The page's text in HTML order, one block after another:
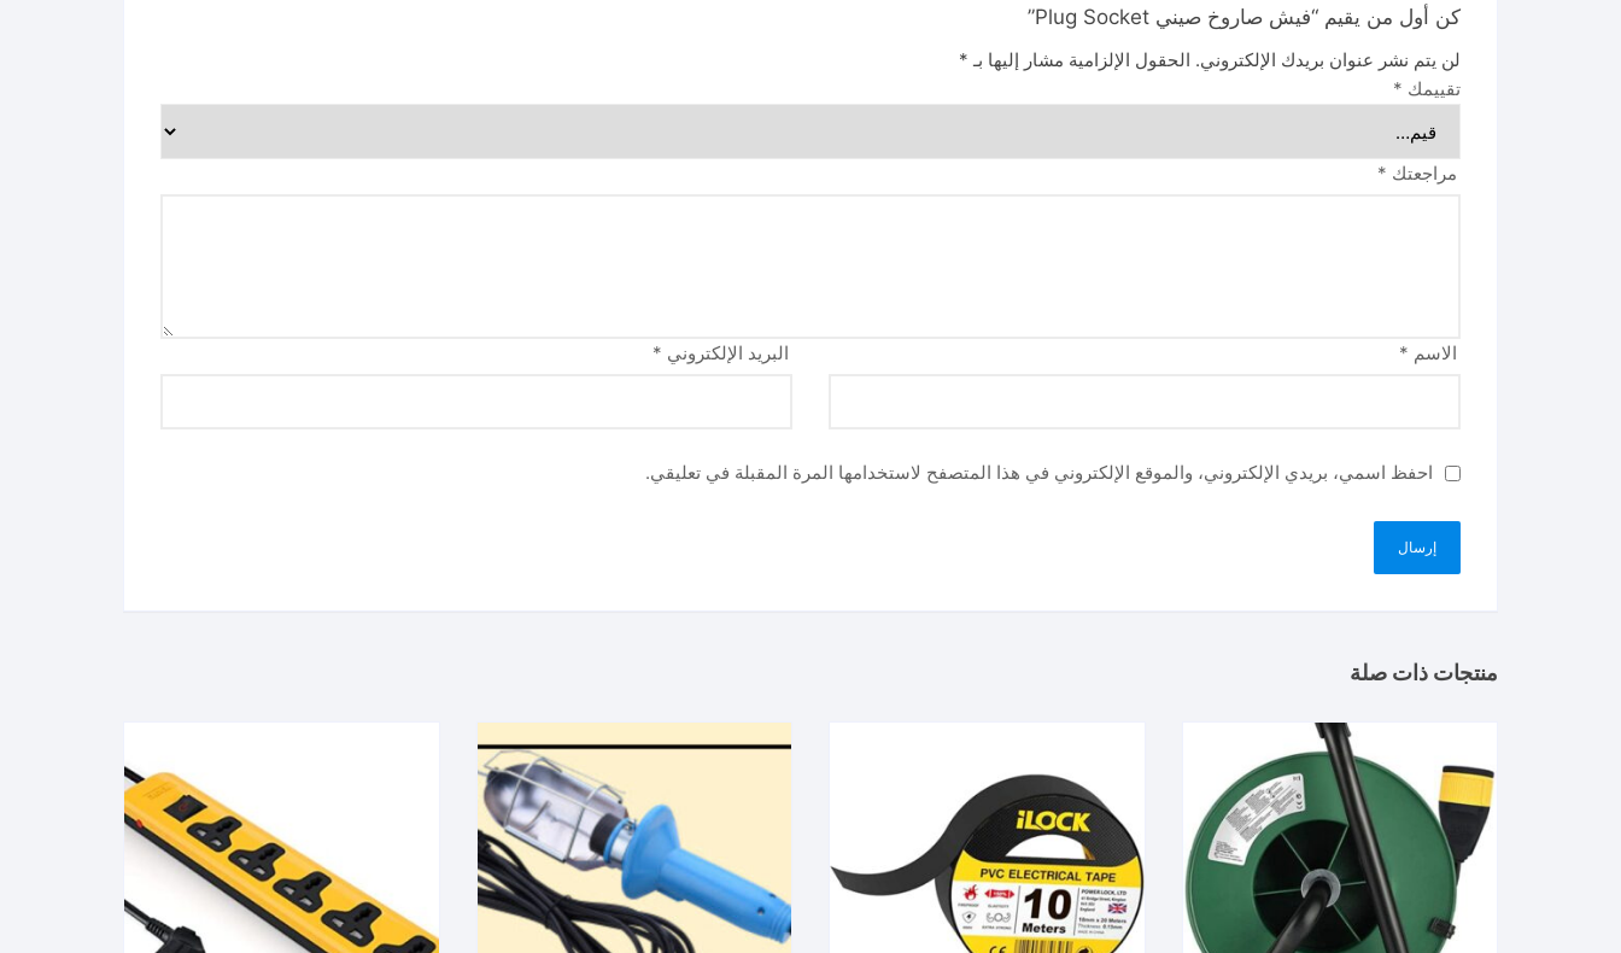
كن أول من يقيم “فيش صاروخ صيني Plug Socket”
لن يتم نشر عنوان بريدك الإلكتروني. الحقول الإلزامية مشار إليها بـ *
تقييمك *
مراجعتك *
الاسم * البريد الإلكتروني *
احفظ اسمي، بريدي الإلكتروني، والموقع الإلكتروني في هذا المتصفح لاستخدامها المرة المقبلة في تعليقي.
منتجات ذات صلة